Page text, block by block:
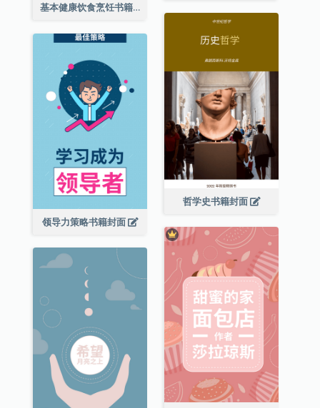
基本健康饮食烹饪书籍封面
哲学史书籍封面
领导力策略书籍封面